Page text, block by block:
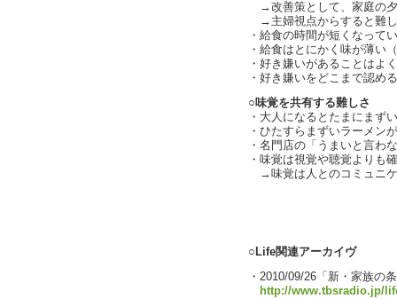
→改善策として、家庭の夕
→主婦視点からすると難
・給食の時間が短くなって
・給食はとにかく味が薄い
・好き嫌いがあることはよ
・好き嫌いをどこまで認め
○味覚を共有する難しさ
・大人になるとたまにまず
・ひたすらまずいラーメン
・名門店の「うまいと言わ
・味覚は視覚や聴覚よりも
→味覚は人とのコミュニケ
○Life関連アーカイヴ
・2010/09/26「新・家族の
http://www.tbsradio.jp/